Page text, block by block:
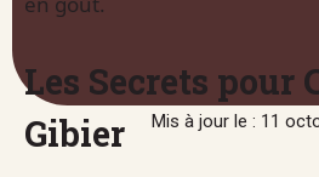
Mis à jour le : 11
Les Secrets pour
Gibier